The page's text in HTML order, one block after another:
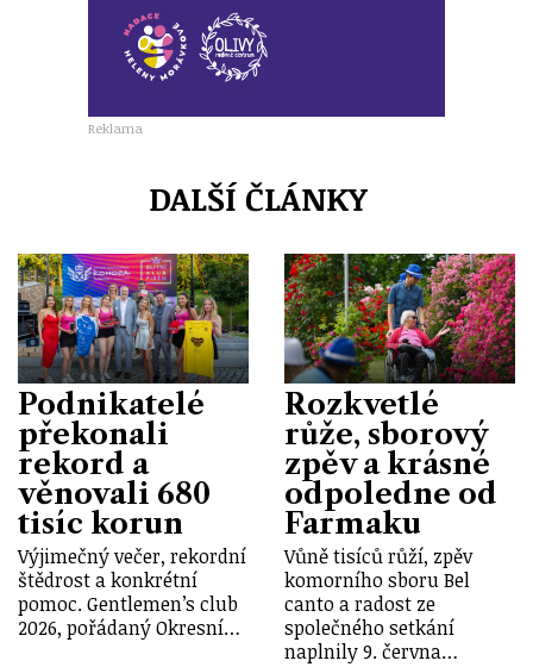
Reklama
DALŠÍ ČLÁNKY
Podnikatelé
překonali
rekord a
věnovali 680
tisíc korun
Výjimečný večer, rekordní
štědrost a konkrétní
pomoc. Gentlemen’s club
2026, pořádaný Okresní…
Rozkvetlé
růže, sborový
zpěv a krásné
odpoledne od
Farmaku
Vůně tisíců růží, zpěv
komorního sboru Bel
canto a radost ze
společného setkání
naplnily 9. června…